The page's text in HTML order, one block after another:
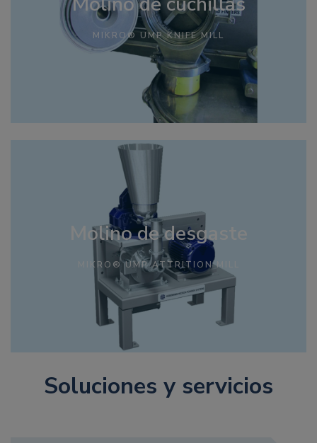
MIKRO® UMP KNIFE MILL
Molino de desgaste
MIKRO® UMP ATTRITION MILL
Soluciones y servicios